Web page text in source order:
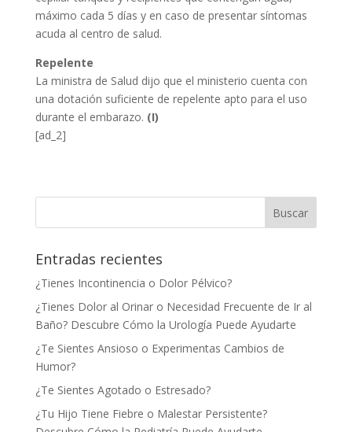
máximo cada 5 días y en caso de presentar síntomas
acuda al centro de salud.
Repelente
La ministra de Salud dijo que el ministerio cuenta con
una dotación suficiente de repelente apto para el uso
durante el embarazo. (I)
[ad_2]
Entradas recientes
¿Tienes Incontinencia o Dolor Pélvico?
¿Tienes Dolor al Orinar o Necesidad Frecuente de Ir al
Baño? Descubre Cómo la Urología Puede Ayudarte
¿Te Sientes Ansioso o Experimentas Cambios de
Humor?
¿Te Sientes Agotado o Estresado?
¿Tu Hijo Tiene Fiebre o Malestar Persistente?